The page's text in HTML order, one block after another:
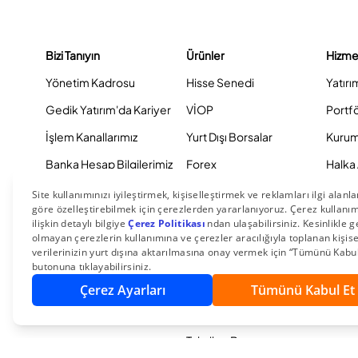
Bizi Tanıyın
Yönetim Kadrosu
Gedik Yatırım'da Kariyer
İşlem Kanallarımız
Banka Hesap Bilgilerimiz
Hisse Senedi Hesabı
Taşıma
Eğitimler
YouTube Yayınlarımız
Yatırımcı Seminerlerimiz
Ürünler
Hisse Senedi
VİOP
Yurt Dışı Borsalar
Forex
Halka Arza Katıl
Yatırım Fonları
Hazine İşlemleri
Sabit Getirili Menkul
Tahvil ve Bono
Halka